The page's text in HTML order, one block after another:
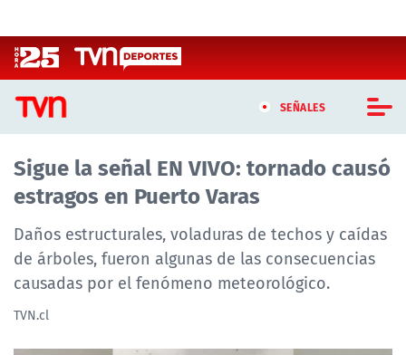
SEÑALES
CASTING MASTERCHEF CHILE
CASTING TVN VERTICAL
TVN VERTICAL
TVN PLAY
Sigue la señal EN VIVO: tornado causó
estragos en Puerto Varas
Daños estructurales, voladuras de techos y caídas
de árboles, fueron algunas de las consecuencias
causadas por el fenómeno meteorológico.
TVN.cl